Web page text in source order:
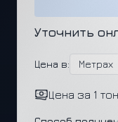
Уточнить
Цена в: Метрах
Цена за 1